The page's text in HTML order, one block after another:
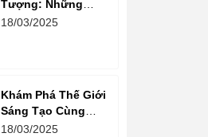
Tượng: Những
Bước Đơn Giản Và
18/03/2025
Khám Phá Thế Giới
Sáng Tạo Cùng
Hoạt Động Tô
18/03/2025